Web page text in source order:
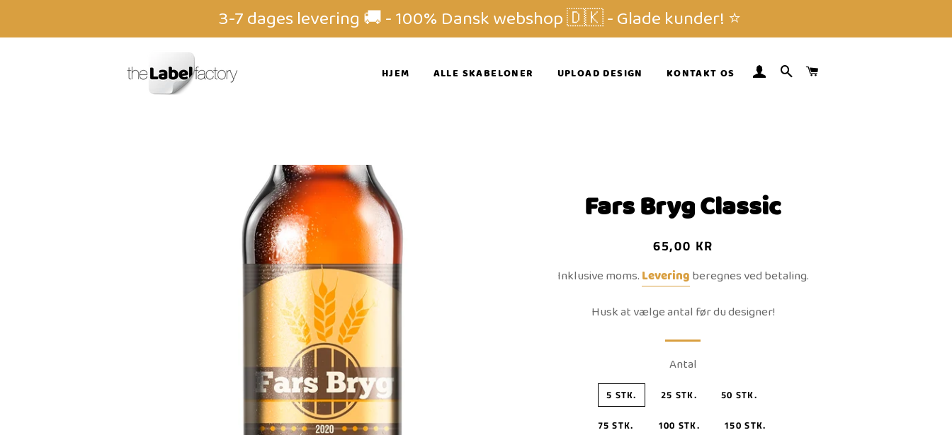
3-7 dages levering 🚚 - 100% Dansk webshop 🇩🇰 - Glade kunder! ⭐️
HJEM ALLE SKABELONER UPLOAD DESIGN KONTAKT OS LOG IND
SØG
Fars Bryg Classic
Normalpris
Udsalgspris
65,00 KR
Inklusive moms.Leveringberegnes ved betaling.
Husk at vælge antal før du designer!
Antal
5 STK. 25 STK. 50 STK.
75 STK. 100 STK. 150 STK.